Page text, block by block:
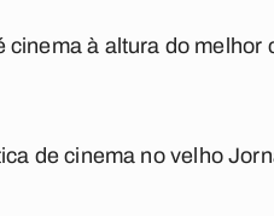
cinema à altura do melhor
de cinema no velho